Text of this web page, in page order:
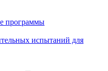
программы
испытаний для